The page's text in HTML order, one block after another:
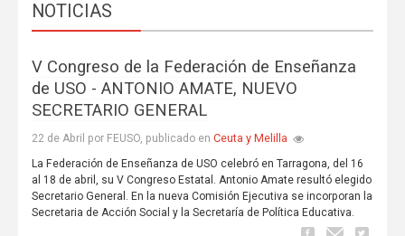
NOTICIAS
V Congreso de la Federación de Enseñanza
de USO - ANTONIO AMATE, NUEVO
SECRETARIO GENERAL
22 de Abril por FEUSO, publicado en Ceuta y Melilla
La Federación de Enseñanza de USO celebró en Tarragona, del 16
al 18 de abril, su V Congreso Estatal. Antonio Amate resultó elegido
Secretario General. En la nueva Comisión Ejecutiva se incorporan la
Secretaria de Acción Social y la Secretaría de Política Educativa.